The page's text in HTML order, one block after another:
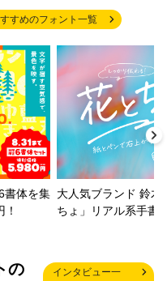
すめのフォント一覧
書体を集 大人気ブランド 鈴木
ちょ」リアル系手書
の
インタビュー一